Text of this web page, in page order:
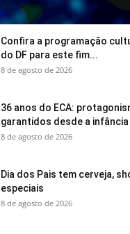
Confira a programação
do DF para este fim...
8 de agosto de 2026
36 anos do ECA:
garantidos desde a infância
8 de agosto de 2026
Dia dos Pais tem cerveja,
especiais
8 de agosto de 2026